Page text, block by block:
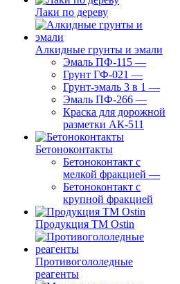
Лаки по дереву
Алкидные грунты и эмали
Эмаль ПФ-115 —
Грунт ГФ-021 —
Грунт-эмаль 3 в 1 —
Эмаль ПФ-266 —
Краска для дорожной
разметки АК-511
Бетоноконтакты
Бетоноконтакт с
мелкой фракцией —
Бетоноконтакт с
крупной фракцией
Продукция ТМ Ostin
Противогололедные
реагенты